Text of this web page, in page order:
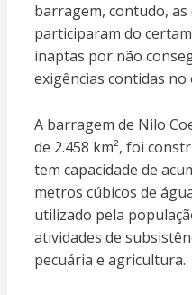
barragem, contudo, as
participaram do
inaptas por não
exigências contidas no
A barragem de Nilo
de 2.458 km², foi
tem capacidade de
metros cúbicos de
utilizado pela
atividades de
pecuária e agricultura.